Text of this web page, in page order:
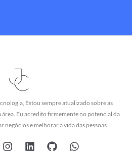
Estou sempre atualizado sobre as
área. Eu acredito firmemente no potencial da
e melhorar a vida das pessoas.